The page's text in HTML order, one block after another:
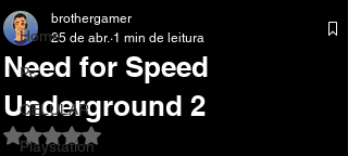
Home
Pc
CELULAR
Playstation
Need for Speed ​​
Underground 2
brothergamer
25 de abr. 1 min de leitura
Avaliado com NaN de 5 estrelas.